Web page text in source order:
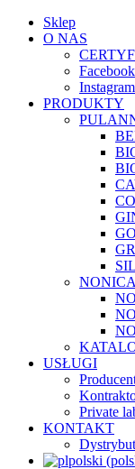
Sklep
O NAS
Facebook
Instagram
PRODUKTY
USŁUGI
Private
KONTAKT
polski (